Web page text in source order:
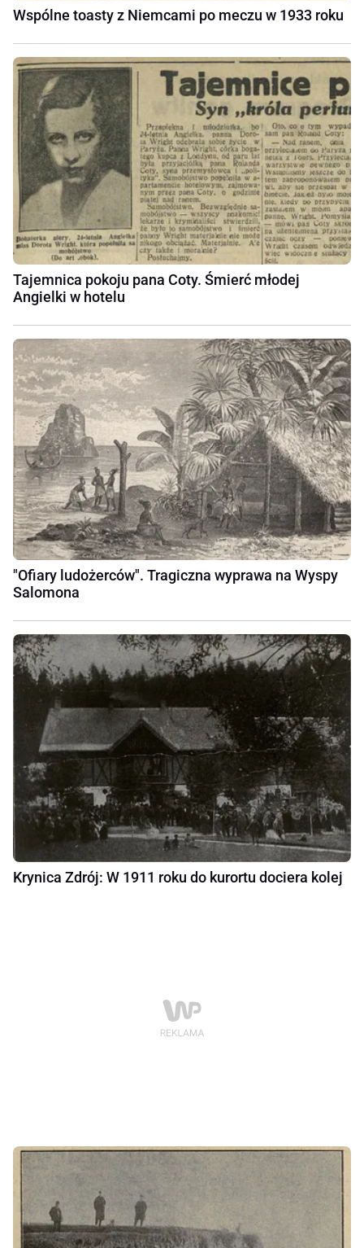
Wspólne toasty z Niemcami po meczu w 1933 roku
Tajemnica pokoju pana Coty. Śmierć młodej
Angielki w hotelu
"Ofiary ludożerców". Tragiczna wyprawa na Wyspy
Salomona
Krynica Zdrój: W 1911 roku do kurortu dociera kolej